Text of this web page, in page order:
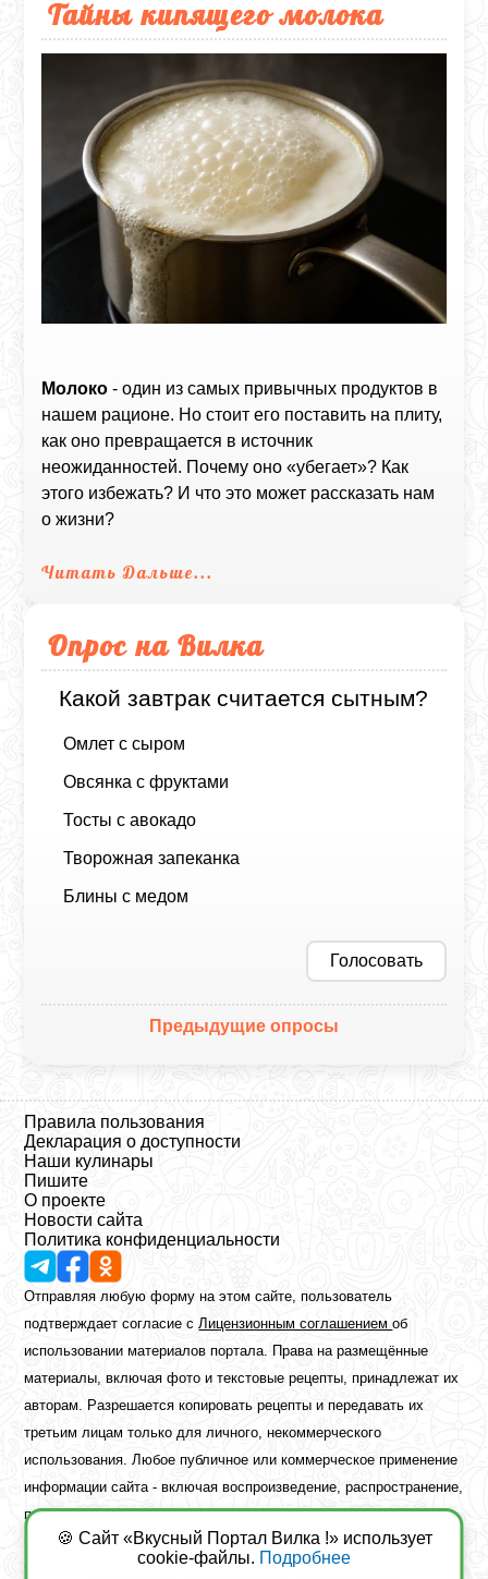
Тайны кипящего молока
Молоко - один из самых привычных продуктов в
нашем рационе. Но стоит его поставить на плиту,
как оно превращается в источник
неожиданностей. Почему оно «убегает»? Как
этого избежать? И что это может рассказать нам
о жизни?
Читать Дальше...
Опрос на Вилка
Какой завтрак считается сытным?
Омлет с сыром
Овсянка с фруктами
Тосты с авокадо
Творожная запеканка
Блины с медом
Голосовать
Предыдущие опросы
Правила пользования
Декларация о доступности
Наши кулинары
Пишите
О проекте
Новости сайта
Политика конфиденциальности
Отправляя любую форму на этом сайте, пользователь
подтверждает согласие сЛицензионным соглашениемоб
использовании материалов портала. Права на размещённые
материалы, включая фото и текстовые рецепты, принадлежат их
авторам. Разрешается копировать рецепты и передавать их
третьим лицам только для личного, некоммерческого
использования. Любое публичное или коммерческое применение
информации сайта - включая воспроизведение, распространение,
публикацию или обработку - возможно лишь при наличии
предварительного письменного разрешения правообладателя.
Copyright ©2026 Вкусный Портал Вилка
🍪 Сайт «Вкусный Портал Вилка !» использует
cookie-файлы. Подробнее